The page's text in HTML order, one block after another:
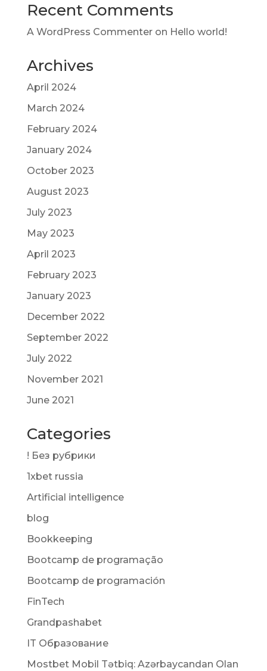
Recent Comments
A WordPress Commenteron Hello world!
Archives
April 2024
March 2024
February 2024
January 2024
October 2023
August 2023
July 2023
May 2023
April 2023
February 2023
January 2023
December 2022
September 2022
July 2022
November 2021
June 2021
Categories
! Без рубрики
1xbet russia
Artificial intelligence
blog
Bookkeeping
Bootcamp de programação
Bootcamp de programación
FinTech
Grandpashabet
IT Образование
Mostbet Mobil Tətbiq: Azərbaycandan Olan